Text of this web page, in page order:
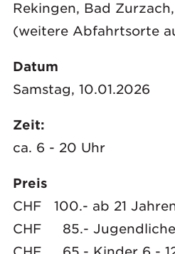
Rekingen, Bad
(weitere Abfahrtsorte
Datum
Samstag, 10.01.2026
Zeit:
ca. 6 - 20 Uhr
Preis
CHF 100.- ab 21
CHF 85.- Jugendliche